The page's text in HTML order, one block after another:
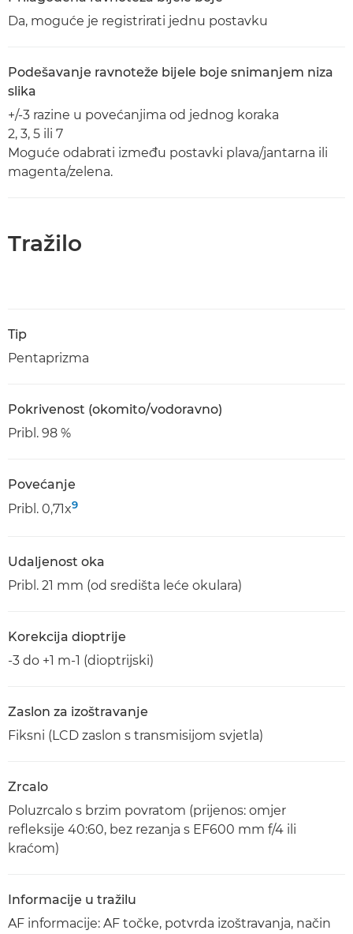
Da, moguće je registrirati jednu postavku
Podešavanje ravnoteže bijele boje snimanjem niza
slika
+/-3 razine u povećanjima od jednog koraka
2, 3, 5 ili 7
Moguće odabrati između postavki plava/jantarna ili
magenta/zelena.
Tražilo
Tip
Pentaprizma
Pokrivenost (okomito/vodoravno)
Pribl. 98 %
Povećanje
Pribl. 0,71x9
Udaljenost oka
Pribl. 21 mm (od središta leće okulara)
Korekcija dioptrije
-3 do +1 m-1 (dioptrijski)
Zaslon za izoštravanje
Fiksni (LCD zaslon s transmisijom svjetla)
Zrcalo
Poluzrcalo s brzim povratom (prijenos: omjer
refleksije 40:60, bez rezanja s EF600 mm f/4 ili
kraćom)
Informacije u tražilu
AF informacije: AF točke, potvrda izoštravanja, način